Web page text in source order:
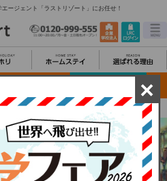
ージェント「ラストリゾート」にお任せ！
×
イタリアのホームステイ
ームステイ